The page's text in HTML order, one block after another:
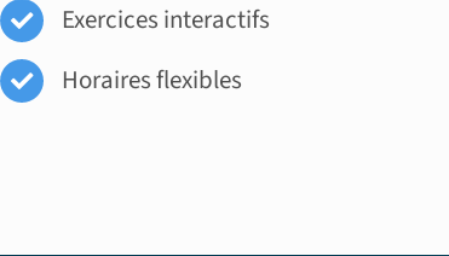
Exercices interactifs
Horaires flexibles